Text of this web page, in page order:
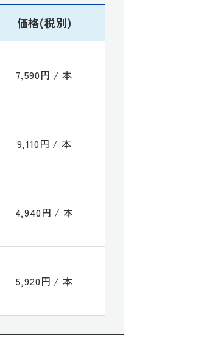
価格(税別)
7,590円 / 本
9,110円 / 本
4,940円 / 本
5,920円 / 本